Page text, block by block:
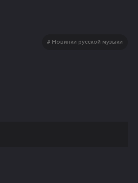
Новинки русской музыки